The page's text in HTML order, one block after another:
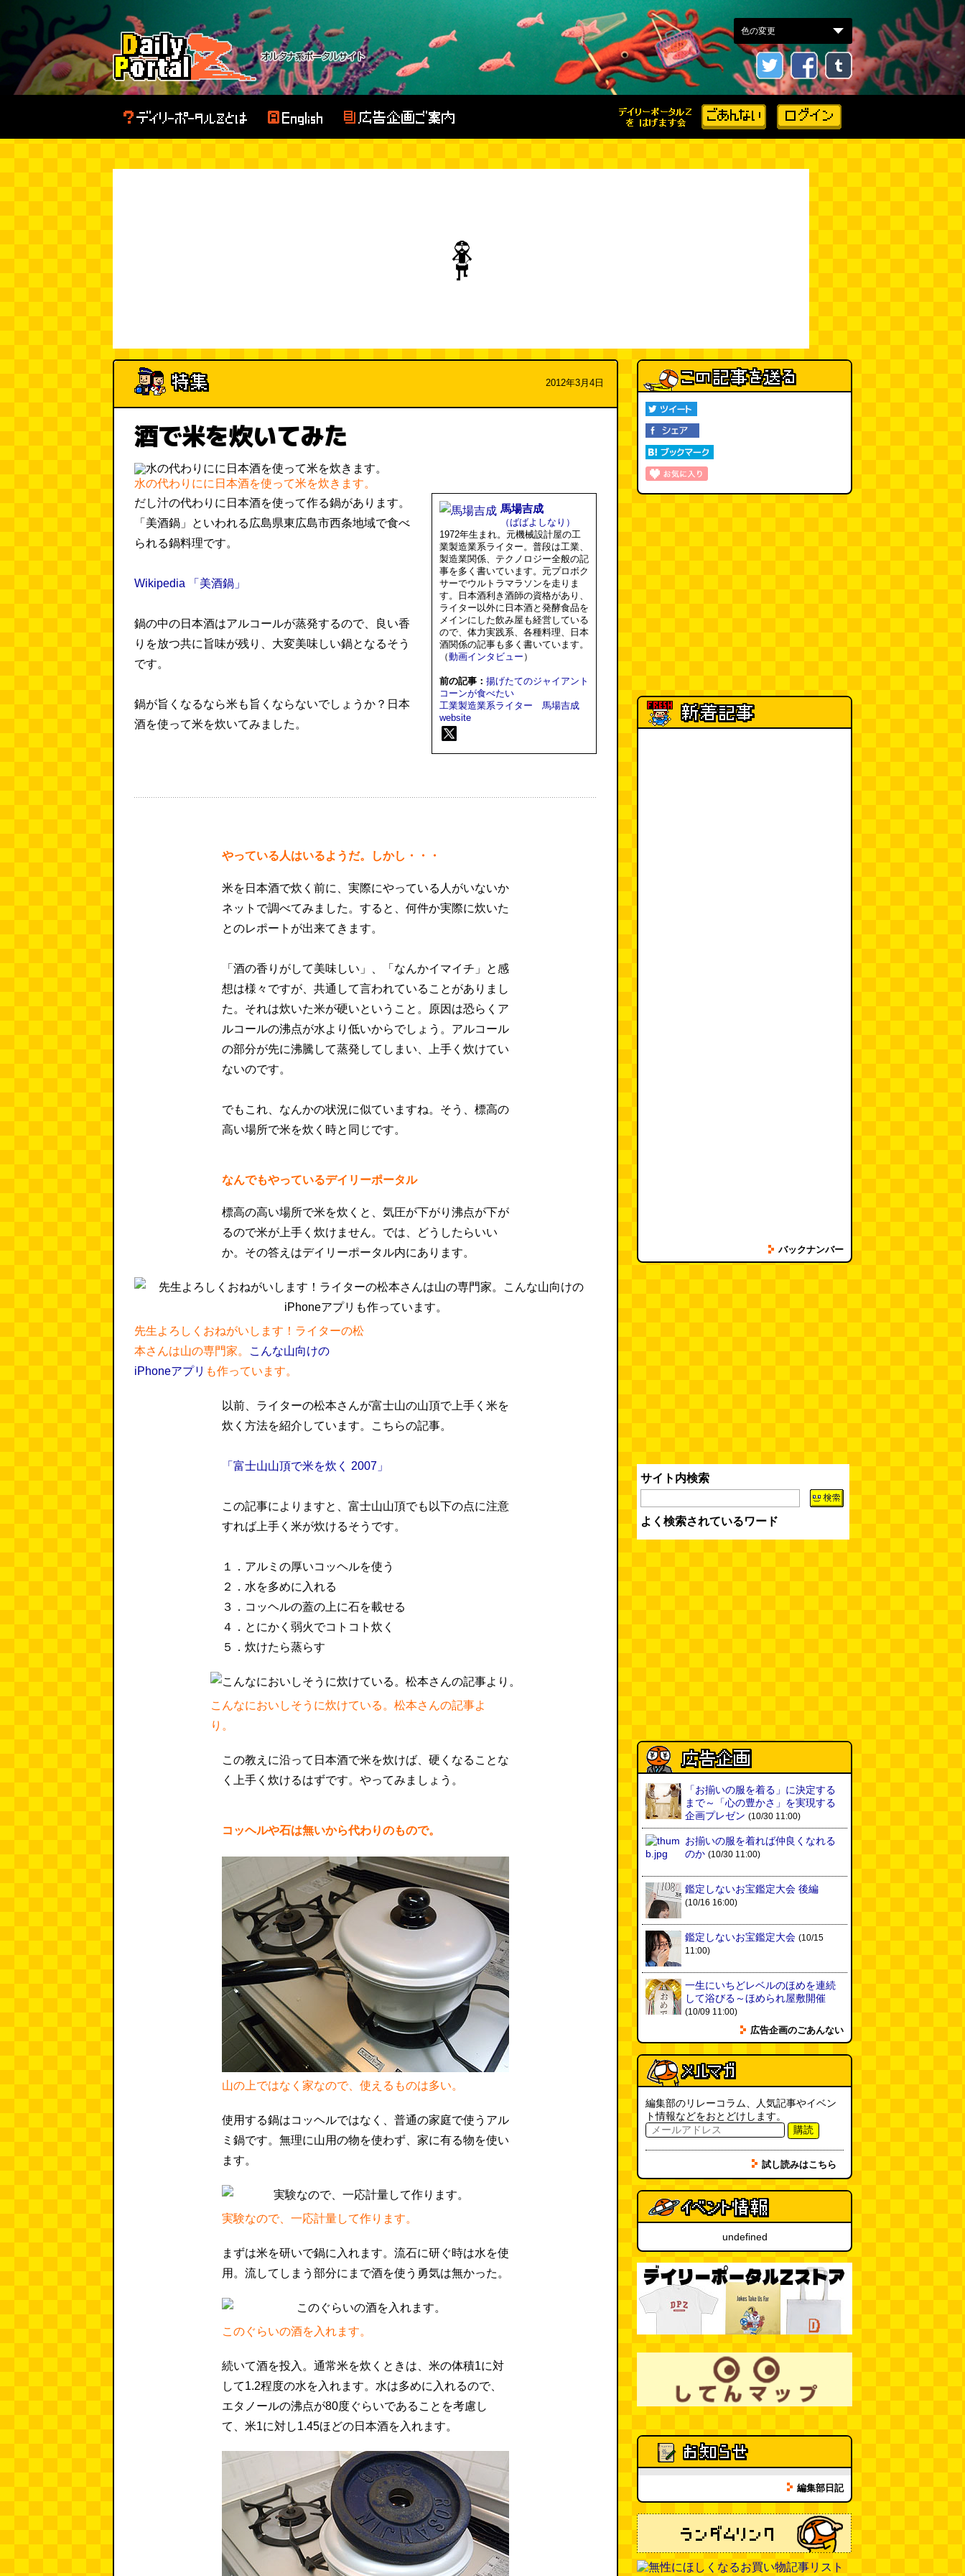
2012年3月4日
酒で米を炊いてみた
水の代わりにに日本酒を使って米を炊きます。
だし汁の代わりに日本酒を使って作る鍋があります。
「美酒鍋」といわれる広島県東広島市西条地域で食べ
られる鍋料理です。
Wikipedia 「美酒鍋」
鍋の中の日本酒はアルコールが蒸発するので、良い香
りを放つ共に旨味が残り、大変美味しい鍋となるそう
です。
鍋が旨くなるなら米も旨くならないでしょうか？日本
酒を使って米を炊いてみました。
馬場吉成
（ばばよしなり）
1972年生まれ。元機械設計屋の工
業製造業系ライター。普段は工業、
製造業関係、テクノロジー全般の記
事を多く書いています。元プロボク
サーでウルトラマラソンを走りま
す。日本酒利き酒師の資格があり、
ライター以外に日本酒と発酵食品を
メインにした飲み屋も経営している
ので、体力実践系、各種料理、日本
酒関係の記事も多く書いています。
（動画インタビュー ）
前の記事： 揚げたてのジャイアント
コーンが食べたい
工業製造業系ライター 馬場吉成
website
やっている人はいるようだ。しかし・・・
米を日本酒で炊く前に、実際にやっている人がいないか
ネットで調べてみました。すると、何件か実際に炊いた
とのレポートが出来てきます。
「酒の香りがして美味しい」、「なんかイマイチ」と感
想は様々ですが、共通して言われていることがありまし
た。それは炊いた米が硬いということ。原因は恐らくア
ルコールの沸点が水より低いからでしょう。アルコール
の部分が先に沸騰して蒸発してしまい、上手く炊けてい
ないのです。
でもこれ、なんかの状況に似ていますね。そう、標高の
高い場所で米を炊く時と同じです。
なんでもやっているデイリーポータル
標高の高い場所で米を炊くと、気圧が下がり沸点が下が
るので米が上手く炊けません。では、どうしたらいい
か。その答えはデイリーポータル内にあります。
先生よろしくおねがいします！ライターの松
本さんは山の専門家。
こんな山向けの
iPhoneアプリ も作っています。
以前、ライターの松本さんが富士山の山頂で上手く米を
炊く方法を紹介しています。こちらの記事。
「富士山山頂で米を炊く 2007」
この記事によりますと、富士山山頂でも以下の点に注意
すれば上手く米が炊けるそうです。
１．アルミの厚いコッヘルを使う
２．水を多めに入れる
３．コッヘルの蓋の上に石を載せる
４．とにかく弱火でコトコト炊く
５．炊けたら蒸らす
こんなにおいしそうに炊けている。松本さんの記事よ
り。
この教えに沿って日本酒で米を炊けば、硬くなることな
く上手く炊けるはずです。やってみましょう。
コッヘルや石は無いから代わりのもので。
山の上ではなく家なので、使えるものは多い。
使用する鍋はコッヘルではなく、普通の家庭で使うアル
ミ鍋です。無理に山用の物を使わず、家に有る物を使い
ます。
実験なので、一応計量して作ります。
まずは米を研いで鍋に入れます。流石に研ぐ時は水を使
用。流してしまう部分にまで酒を使う勇気は無かった。
このぐらいの酒を入れます。
続いて酒を投入。通常米を炊くときは、米の体積1に対
して1.2程度の水を入れます。水は多めに入れるので、
エタノールの沸点が80度ぐらいであることを考慮し
て、米1に対し1.45ほどの日本酒を入れます。
バックナンバー
サイト内検索
よく検索されているワード
「お揃いの服を着る」に決定する
まで～「心の豊かさ」を実現する
企画プレゼン (10/30 11:00)
お揃いの服を着れば仲良くなれる
のか (10/30 11:00)
鑑定しないお宝鑑定大会 後編
(10/16 16:00)
鑑定しないお宝鑑定大会 (10/15
11:00)
一生にいちどレベルのほめを連続
して浴びる～ほめられ屋敷開催
(10/09 11:00)
広告企画のごあんない
編集部のリレーコラム、人気記事やイベン
ト情報などをおとどけします。
購読
試し読みはこちら
undefined
編集部日記